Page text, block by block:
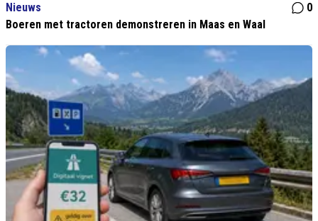
Nieuws
0
Boeren met tractoren demonstreren in Maas en Waal